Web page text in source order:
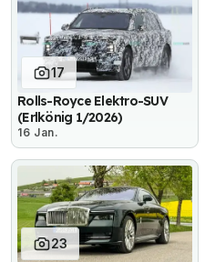
17
Rolls-Royce Elektro-SUV
(Erlkönig 1/2026)
16 Jan.
23